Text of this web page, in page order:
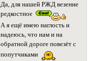
Да, для нашей РЖД везение
редкостное
А я ещё имею наглость и
надеюсь, что нам и на
обратной дороге повезёт с
попутчиками